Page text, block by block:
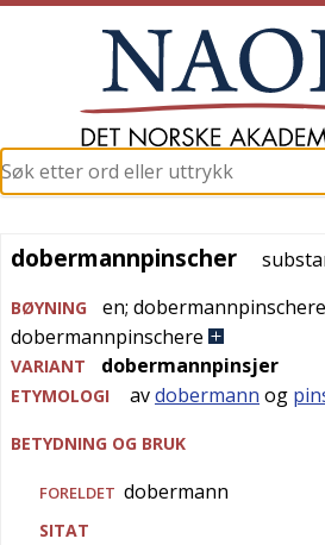
dobermannpinscher
BØYNING en;
dobermannpinschere
VARIANT dobermannpinsjer
ETYMOLOGI avdobermann og
BETYDNING OG BRUK
FORELDET dobermann
SITAT